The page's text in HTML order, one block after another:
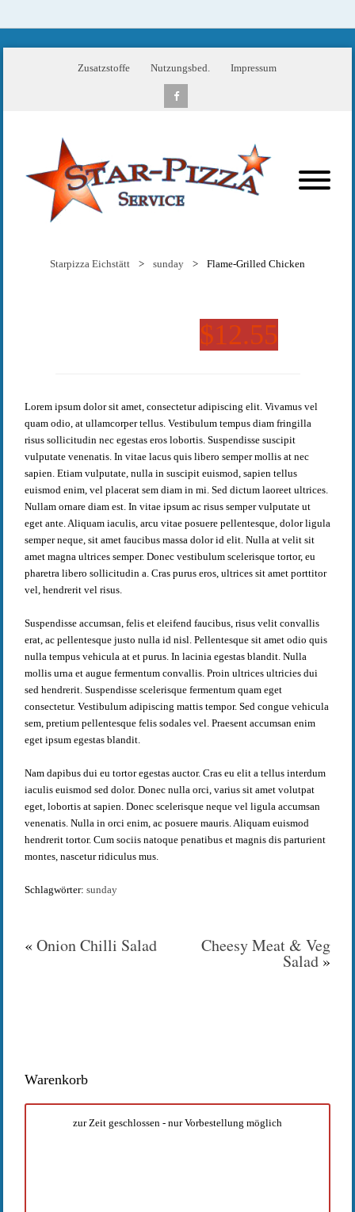
Zusatzstoffe Nutzungsbed. Impressum
Starpizza Eichstätt > sunday > Flame-Grilled Chicken
$12.55
Lorem ipsum dolor sit amet, consectetur adipiscing elit. Vivamus vel
quam odio, at ullamcorper tellus. Vestibulum tempus diam fringilla
risus sollicitudin nec egestas eros lobortis. Suspendisse suscipit
vulputate venenatis. In vitae lacus quis libero semper mollis at nec
sapien. Etiam vulputate, nulla in suscipit euismod, sapien tellus
euismod enim, vel placerat sem diam in mi. Sed dictum laoreet ultrices.
Nullam ornare diam est. In vitae ipsum ac risus semper vulputate ut
eget ante. Aliquam iaculis, arcu vitae posuere pellentesque, dolor ligula
semper neque, sit amet faucibus massa dolor id elit. Nulla at velit sit
amet magna ultrices semper. Donec vestibulum scelerisque tortor, eu
pharetra libero sollicitudin a. Cras purus eros, ultrices sit amet porttitor
vel, hendrerit vel risus.
Suspendisse accumsan, felis et eleifend faucibus, risus velit convallis
erat, ac pellentesque justo nulla id nisl. Pellentesque sit amet odio quis
nulla tempus vehicula at et purus. In lacinia egestas blandit. Nulla
mollis urna et augue fermentum convallis. Proin ultrices ultricies dui
sed hendrerit. Suspendisse scelerisque fermentum quam eget
consectetur. Vestibulum adipiscing mattis tempor. Sed congue vehicula
sem, pretium pellentesque felis sodales vel. Praesent accumsan enim
eget ipsum egestas blandit.
Nam dapibus dui eu tortor egestas auctor. Cras eu elit a tellus interdum
iaculis euismod sed dolor. Donec nulla orci, varius sit amet volutpat
eget, lobortis at sapien. Donec scelerisque neque vel ligula accumsan
venenatis. Nulla in orci enim, ac posuere mauris. Aliquam euismod
hendrerit tortor. Cum sociis natoque penatibus et magnis dis parturient
montes, nascetur ridiculus mus.
Schlagwörter: sunday
«Onion Chilli Salad Cheesy Meat & Veg
Salad »
Warenkorb
zur Zeit geschlossen - nur Vorbestellung möglich